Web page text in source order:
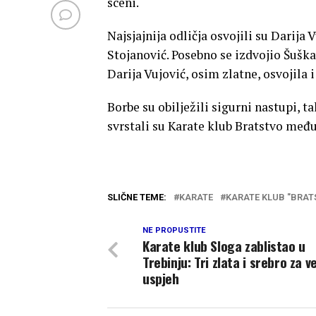
Najsjajnija odličja osvojili su Darija
Stojanović. Posebno se izdvojio
Darija Vujović, osim zlatne, osvojila
Borbe su obilježili sigurni nastupi,
svrstali su Karate klub Bratstvo
SLIČNE TEME: KARATE KARATE KLUB
NE PROPUSTITE
Karate klub Sloga zablistao u
Trebinju: Tri zlata i srebro za
uspjeh